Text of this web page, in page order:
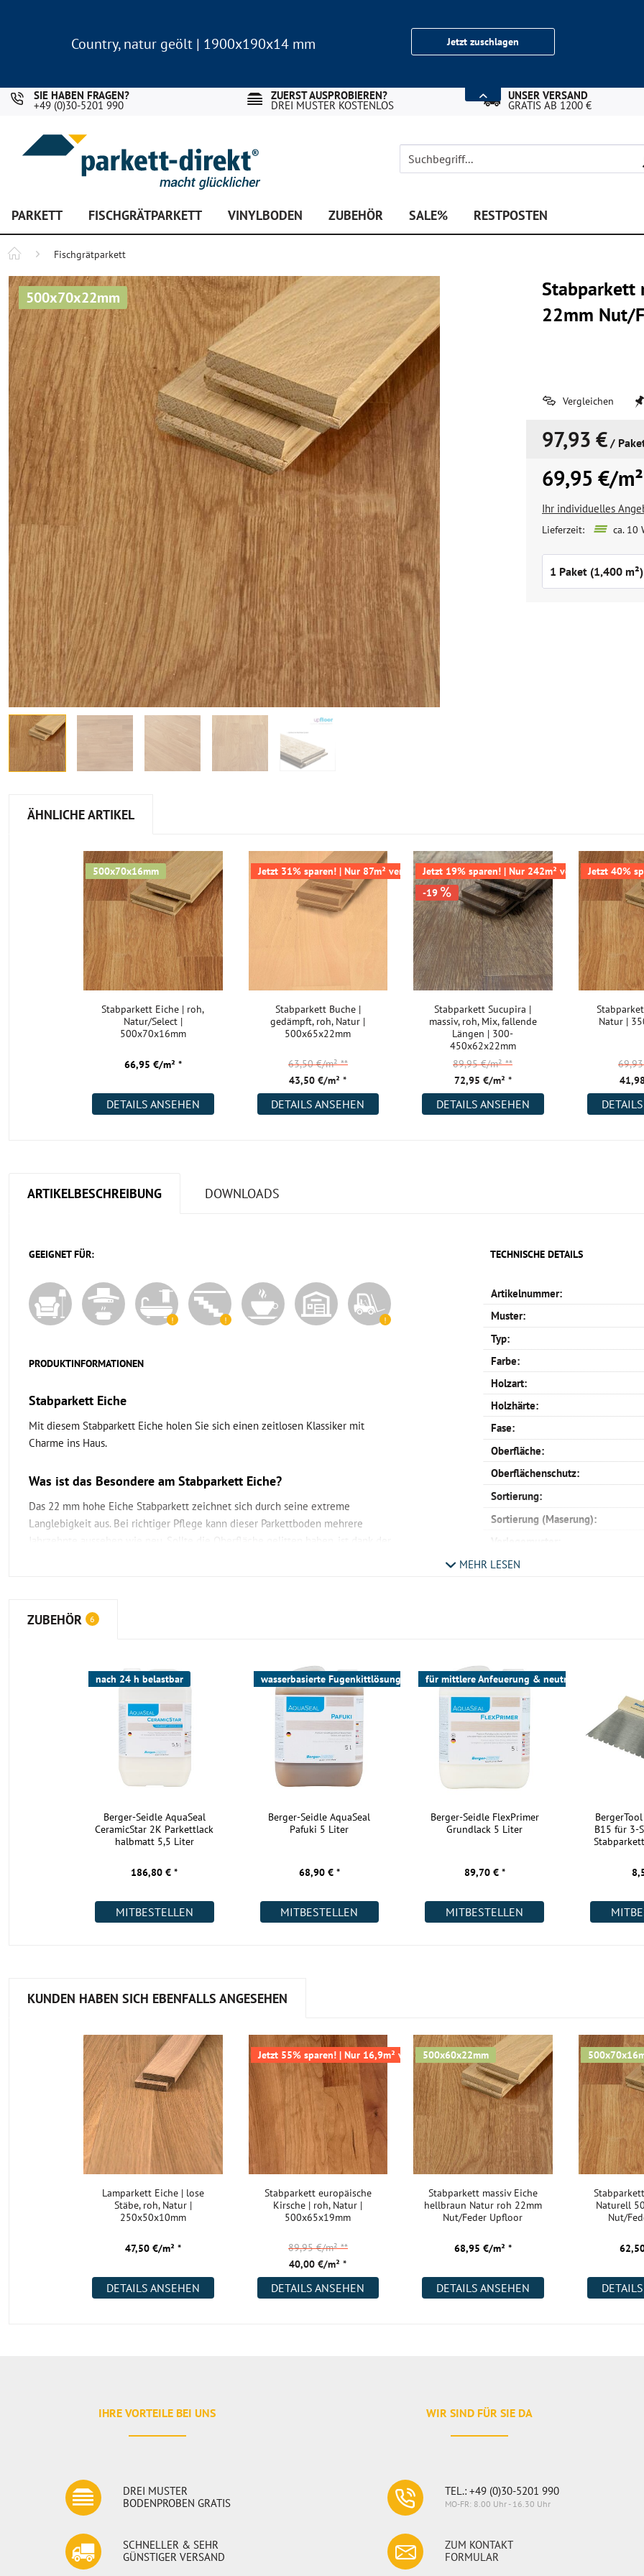
Country, natur geölt | 1900x190x14 mm
Jetzt zuschlagen
SIE HABEN FRAGEN?
+49 (0)30-5201 990
ZUERST AUSPROBIEREN?
DREI MUSTER KOSTENLOS
UNSER VERSAND
GRATIS AB 1200 €
PARKETT FISCHGRÄTPARKETT VINYLBODEN ZUBEHÖR SALE% RESTPOSTEN
Fischgrätparkett
500x70x22mm
Stabparkett
22mm Nut/
Vergleichen
97,93 € /
69,95 €/
Ihr individuelles
Lieferzeit: ca. 10
ÄHNLICHE ARTIKEL
500x70x16mm
Stabparkett Eiche | roh,
Natur/Select |
500x70x16mm
66,95 €/m² *
DETAILS ANSEHEN
Jetzt 31% sparen! | Nur 87m² verfügbar
Stabparkett Buche |
gedämpft, roh, Natur |
500x65x22mm
43,50 €/m² *
63,50 €/m²**
DETAILS ANSEHEN
Jetzt 19% sparen! | Nur 242m² verfügbar
-19
Stabparkett Sucupira |
massiv, roh, Mix, fallende
Längen | 300-
450x62x22mm
72,95 €/m² *
89,95 €/m²**
DETAILS ANSEHEN
Jetzt 40%
Natur |
ARTIKELBESCHREIBUNG DOWNLOADS
GEEIGNET FÜR:
PRODUKTINFORMATIONEN
Stabparkett Eiche
Mit diesem Stabparkett Eiche holen Sie sich einen zeitlosen Klassiker mit
Charme ins Haus.
Was ist das Besondere am Stabparkett Eiche?
Das 22 mm hohe Eiche Stabparkett zeichnet sich durch seine extreme
Langlebigkeit aus. Bei richtiger Pflege kann dieser Parkettboden mehrere
Jahrzehnte aussehen wie neu. Sollte die Oberfläche gelitten haben, ist dank der
Lack oder Öl verwenden möchten. Ein lackierter Boden wirkt etwas glänzender
als ein mit Öl geschütztes Parkett.
erst nach der Verlegung durch das Schleifen und die Endbehandlung
seine wahre Schönheit entfaltet, versenden wir für dieses
Massivparkett keine Muster.
Wie verlege ich das Stabparkett Eiche?
Mit dem Stabparkett können Sie individuelle Muster verlegen (lassen). Wir
empfehlen Ihnen, einen erfahrenen Parkettleger dafür zu engagieren. Denn
verklebt werden. Anschließend ist ein Abschleifen notwendig sowie das
Auftragen des Oberflächenschutzes. Dafür sind profunde Fachkenntnisse
Verlegung auf einer Warmwasser-Fußbodenheizung.
da die Ware meist einen speziellen Zuschnitt benötigt. Bitte stimmen Sie das
gewünschte Muster mit unseren Bodenexperten ab.
Berger-Seidle. Der lösemittel- und wasserfreie Kleber ist sehr
Berger-Seidle Versiegelungssystemen. Er zeichnet sich durch eine sehr
hohe Klebkraft, schnelle Anfangshaftung und starke, zügige
Durchhärtung aus und ermöglicht eine schwundfreie, schnelle,
hartelastische und sichere Verklebung.
Wie reinige und pflege ich das Stabparkett Eiche?
Welche Pflege, die passende ist, hängt von dem Oberflächenschutz ab. Gern
können Sie hierzu unsere Bodenexperten befragen.
Kann ich das Stabparkett Eiche nochmals abschleifen?
Welches Zubehör benötige ich?
TECHNISCHE DETAILS
Artikelnummer:
Muster:
Typ:
Farbe:
Holzart:
Holzhärte:
Fase:
Oberfläche:
Oberflächenschutz:
Sortierung:
Sortierung (Maserung):
Schiffsboden:
Leiter:
Parallelverband:
Würfel:
linke und rechte Stäbe:
Profil:
Verlegemöglichkeit:
Kurzlängen:
Warmwasser Fußbodenheizung:
Wohnräume:
Küche:
Industrie:
Akklimatisierung:
Kurztitel:
MEHR LESEN
ZUBEHÖR 6
nach 24 h belastbar
Berger-Seidle AquaSeal
CeramicStar 2K Parkettlack
halbmatt 5,5 Liter
186,80 € *
MITBESTELLEN
wasserbasierte Fugenkittlösung
Berger-Seidle AquaSeal
Pafuki 5 Liter
68,90 € *
MITBESTELLEN
für mittlere Anfeuerung & neutrales Farbbild
Berger-Seidle FlexPrimer
Grundlack 5 Liter
89,70 € *
MITBESTELLEN
B15 für 3-
KUNDEN HABEN SICH EBENFALLS ANGESEHEN
Lamparkett Eiche | lose
Stäbe, roh, Natur |
250x50x10mm
47,50 €/m² *
DETAILS ANSEHEN
Jetzt 55% sparen! | Nur 16,9m² verfügbar
Stabparkett europäische
Kirsche | roh, Natur |
500x65x19mm
40,00 €/m² *
89,95 €/m²**
DETAILS ANSEHEN
500x60x22mm
Stabparkett massiv Eiche
hellbraun Natur roh 22mm
Nut/Feder Upfloor
68,95 €/m² *
DETAILS ANSEHEN
Naturell
Nut/
IHRE VORTEILE BEI UNS
DREI MUSTER
BODENPROBEN GRATIS
SCHNELLER & SEHR
GÜNSTIGER VERSAND
WIR SIND FÜR SIE DA
TEL.: +49 (0)30-5201 990
MO-FR: 8.00 Uhr - 16.30 Uhr
ZUM KONTAKT
FORMULAR